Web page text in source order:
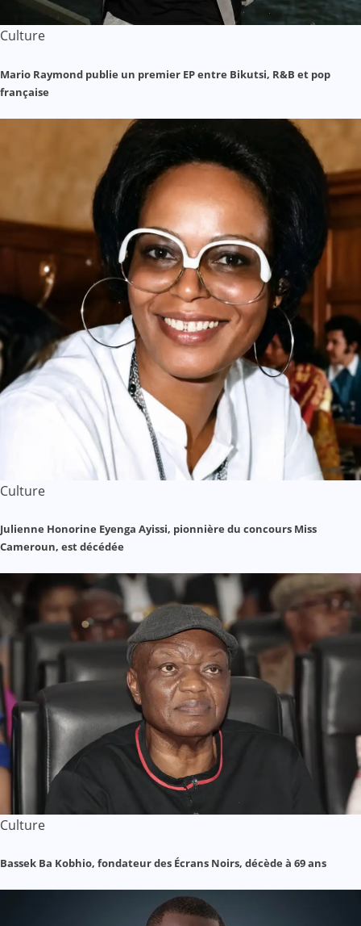
Culture
Mario Raymond publie un premier EP entre Bikutsi, R&B et pop
française
Culture
Julienne Honorine Eyenga Ayissi, pionnière du concours Miss
Cameroun, est décédée
Culture
Bassek Ba Kobhio, fondateur des Écrans Noirs, décède à 69 ans